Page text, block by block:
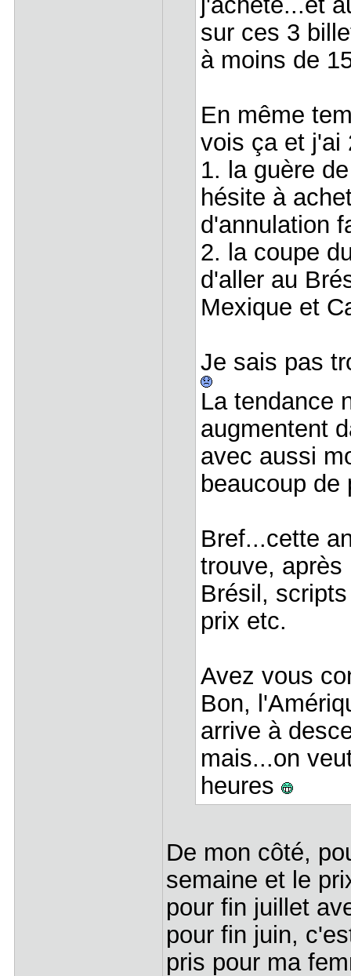
sur ces 3
à moins de
En même
vois ça et j'ai
1. la guère
hésite à
d'annulation
2. la coupe
d'aller au
Mexique et
Je sais pas
La tendance
augmentent
avec aussi
beaucoup de
Bref...cette
trouve, après
Brésil,
prix etc.
Avez vous
Bon,
arrive à
mais...on
heures
De mon côté,
semaine et le
pour fin juillet
pour fin juin,
pris pour ma